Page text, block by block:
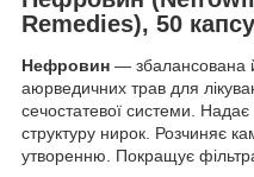
Remedies), 50
Нефровин — збалансована
аюрведичних трав для
сечостатевої системи.
структуру нирок. Розчиняє
утворенню. Покращує